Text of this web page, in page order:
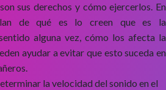
sus derechos y cómo ejercerlos. En
de qué es lo creen que es la
alguna vez, cómo los afecta la
ayudar a evitar que esto suceda en
la velocidad del sonido en el